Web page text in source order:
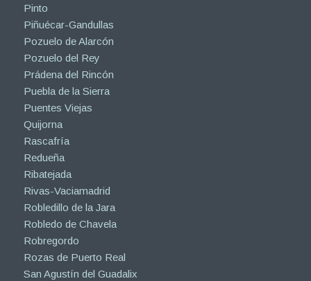
Pinto
Piñuécar-Gandullas
Pozuelo de Alarcón
Pozuelo del Rey
Prádena del Rincón
Puebla de la Sierra
Puentes Viejas
Quijorna
Rascafría
Redueña
Ribatejada
Rivas-Vaciamadrid
Robledillo de la Jara
Robledo de Chavela
Robregordo
Rozas de Puerto Real
San Agustín del Guadalix